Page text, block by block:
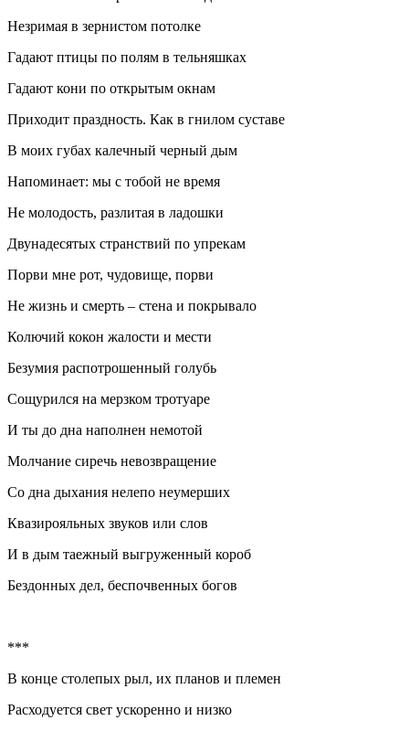
Незримая в зернистом потолке
Гадают птицы по полям в тельняшках
Гадают кони по открытым окнам
Приходит праздность. Как в гнилом суставе
В моих губах калечный черный дым
Напоминает: мы с тобой не время
Не молодость, разлитая в ладошки
Двунадесятых странствий по упрекам
Порви мне рот, чудовище, порви
Не жизнь и смерть – стена и покрывало
Колючий кокон жалости и мести
Безумия распотрошенный голубь
Сощурился на мерзком тротуаре
И ты до дна наполнен немотой
Молчание сиречь невозвращение
Со дна дыхания нелепо неумерших
Квазирояльных звуков или слов
И в дым таежный выгруженный короб
Бездонных дел, беспочвенных богов
***
В конце столепых рыл, их планов и племен
Расходуется свет ускоренно и низко